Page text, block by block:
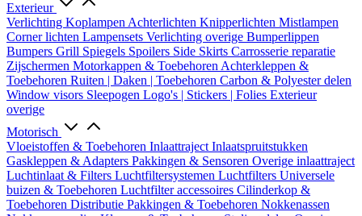
Exterieur
Verlichting Koplampen Achterlichten Knipperlichten Mistlampen
Corner lichten Lampensets Verlichting overige Bumperlippen
Bumpers Grill Spiegels Spoilers Side Skirts Carrosserie reparatie
Zijschermen Motorkappen & Toebehoren Achterkleppen &
Toebehoren Ruiten | Daken | Toebehoren Carbon & Polyester delen
Window visors Sleepogen Logo's | Stickers | Folies Exterieur
overige
Motorisch
Vloeistoffen & Toebehoren Inlaattraject Inlaatspruitstukken
Gaskleppen & Adapters Pakkingen & Sensoren Overige inlaattraject
Luchtinlaat & Filters Luchtfiltersystemen Luchtfilters Universele
buizen & Toebehoren Luchtfilter accessoires Cilinderkop &
Toebehoren Distributie Pakkingen & Toebehoren Nokkenassen